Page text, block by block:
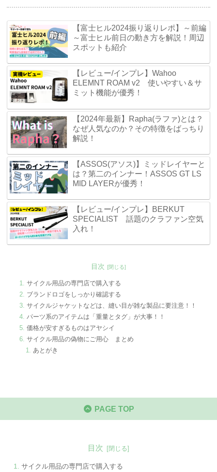
【富士ヒル2024振り返りレポ】～前編
～富士ヒル前日の動き方を解説！周辺
スポットも紹介
【レビュー/インプレ】Wahoo
ELEMNT ROAM v2 使いやすい＆サ
ミット機能が優秀！
【2024年最新】Rapha(ラファ)とは？
なぜ人気なのか？その特徴をばっちり
解説！
【ASSOS(アソス)】ミッドレイヤーと
は？第二のインナー！ASSOS GT LS
MID LAYERが優秀！
【レビュー/インプレ】BERKUT
SPECIALIST 話題のクラファン空気
入れ！
目次
サイクル用品の専門店で購入する
ブランドロゴをしっかり確認する
サイクルジャケットなどは、縫い目が雑な製品に要注意！！
パーツ系のアイテムは「重量とタグ」が大事！！
価格が安すぎるものはアヤシイ
サイクル用品の偽物にご用心 まとめ
あとがき
PAGE TOP
目次
サイクル用品の専門店で購入する